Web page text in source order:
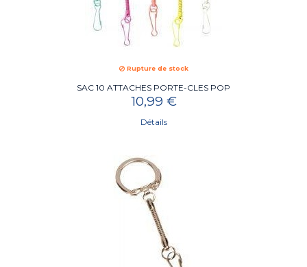
Rupture de stock
SAC 10 ATTACHES PORTE-CLES POP
10,99 €
Détails